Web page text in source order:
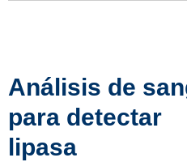
Análisis de
para detectar
lipasa